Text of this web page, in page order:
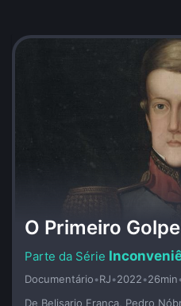
O Primeiro Golpe
Documentário•RJ•2022•26min
De Belisario Franca, Pedro